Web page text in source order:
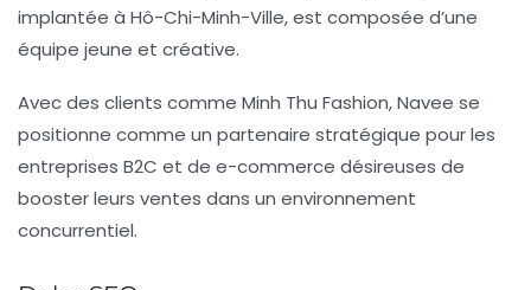
implantée à Hô-Chi-Minh-Ville, est composée d’une
équipe jeune et créative.
Avec des clients comme Minh Thu Fashion, Navee se
positionne comme un partenaire stratégique pour les
entreprises B2C et de e-commerce désireuses de
booster leurs ventes dans un environnement
concurrentiel.